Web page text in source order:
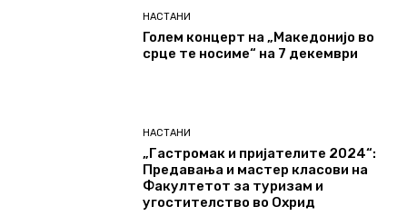
НАСТАНИ
Голем концерт на „Македонијо во
срце те носиме“ на 7 декември
НАСТАНИ
„Гастромак и пријателите 2024“:
Предавања и мастер класови на
Факултетот за туризам и
угостителство во Охрид